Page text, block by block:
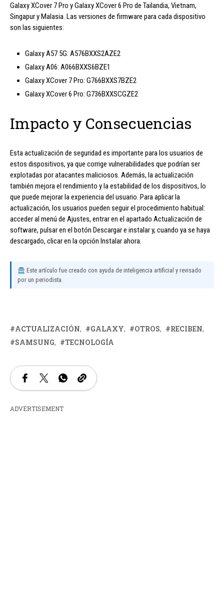
Galaxy XCover 7 Pro y Galaxy XCover 6 Pro de Tailandia, Vietnam,
Singapur y Malasia. Las versiones de firmware para cada dispositivo
son las siguientes:
Galaxy A57 5G: A576BXXS2AZE2
Galaxy A06: A066BXXS6BZE1
Galaxy XCover 7 Pro: G766BXXS7BZE2
Galaxy XCover 6 Pro: G736BXXSCGZE2
Impacto y Consecuencias
Esta actualización de seguridad es importante para los usuarios de
estos dispositivos, ya que corrige vulnerabilidades que podrían ser
explotadas por atacantes maliciosos. Además, la actualización
también mejora el rendimiento y la estabilidad de los dispositivos, lo
que puede mejorar la experiencia del usuario. Para aplicar la
actualización, los usuarios pueden seguir el procedimiento habitual:
acceder al menú de Ajustes, entrar en el apartado Actualización de
software, pulsar en el botón Descargar e instalar y, cuando ya se haya
descargado, clicar en la opción Instalar ahora.
Este artículo fue creado con ayuda de inteligencia artificial y revisado
por un periodista.
ACTUALIZACIÓN GALAXY OTROS
RECIBEN
SAMSUNG
TECNOLOGÍA
ADVERTISEMENT